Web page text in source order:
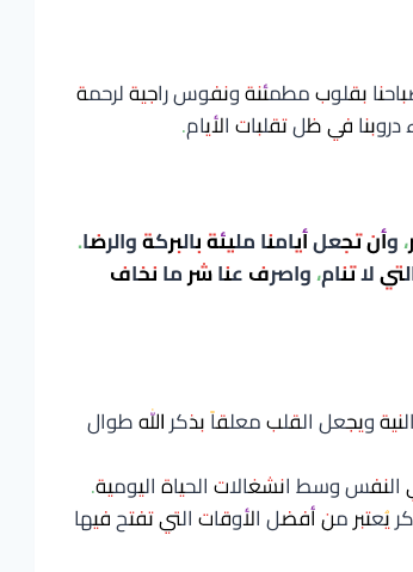
الثلاثاء 7 يوليوز 2026، نستقبل صباحنا بقلوب مطمئنة ونفوس راجية لرحمة
في ظل تقلبات الأيام.
وأن تجعل أيامنا مليئة بالبركة والرضا.
لا تنام، واصرف عنا شر ما نخاف
ويجعل القلب معلقاً بذكر الله طوال
وسط انشغالات الحياة اليومية.
يُعتبر من أفضل الأوقات التي تفتح فيها